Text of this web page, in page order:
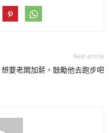
Next article
想要老闆加薪，鼓勵他去跑步吧